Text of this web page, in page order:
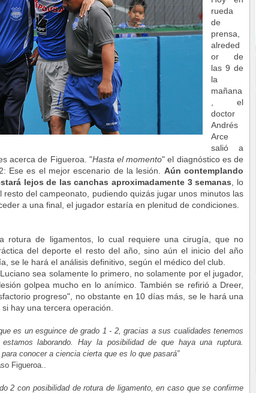
rueda
de
prensa,
alreded
or de
las 9 de
la
mañana
, el
doctor
Andrés
Arce
salió a
acerca de Figueroa. "Hasta el momento" el diagnóstico es de
Ese es el mejor escenario de la lesión. Aún contemplando
lejos de las canchas aproximadamente 3 semanas , lo
del campeonato, pudiendo quizás jugar unos minutos las
a una final, el jugador estaría en plenitud de condiciones.
rotura de ligamentos, lo cual requiere una cirugía, que no
del deporte el resto del año, sino aún el inicio del año
se le hará el análisis definitivo, según el médico del club.
sea solamente lo primero, no solamente por el jugador,
golpea mucho en lo anímico. También se refirió a Dreer,
progreso", no obstante en 10 días más, se le hará una
hay una tercera operación.
es un esguince de grado 1 - 2, gracias a sus cualidades tenemos
laborando. Hay la posibilidad de que haya una ruptura.
conocer a ciencia cierta que es lo que pasará”
Figueroa.
2 con posibilidad de rotura de ligamento, en caso que se confirme